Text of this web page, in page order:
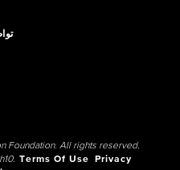
Foundation. All rights reserved.
Terms Of Use
Privacy